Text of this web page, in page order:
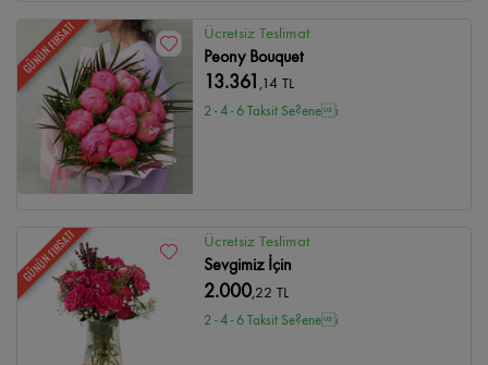
GÜNÜN FIRSATI Ücretsiz Teslimat
Peony Bouquet
13.361 ,14 TL
2 - 4 - 6 Taksit Se?enei
GÜNÜN FIRSATI Ücretsiz Teslimat
Sevgimiz İçin
2.000,22 TL
2 - 4 - 6 Taksit Se?enei